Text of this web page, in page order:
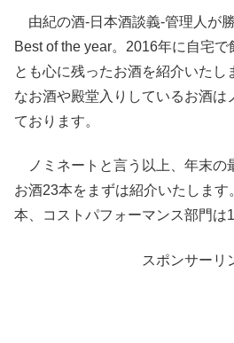
由紀の酒-日本酒談義-管理人が
Best of the year。2016年に自宅
とも心に残ったお酒を紹介いたし
なお酒や殿堂入りしているお酒は
ております。
ノミネートと言う以上、年末の
お酒23本をまずは紹介いたしま
本、コストパフォーマンス部門は
スポンサーリ